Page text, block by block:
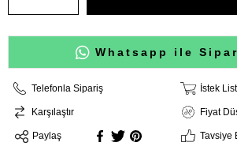
Whatsapp ile
Telefonla Sipariş İstek
Karşılaştır Fiyat
Paylaş Tavsiye